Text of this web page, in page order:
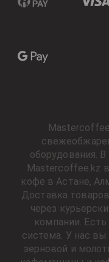
оборудования.
Mastercoffee.kz
кофе в Астане,
Доставка
через
компании. Есть
система. У нас
зерновой и